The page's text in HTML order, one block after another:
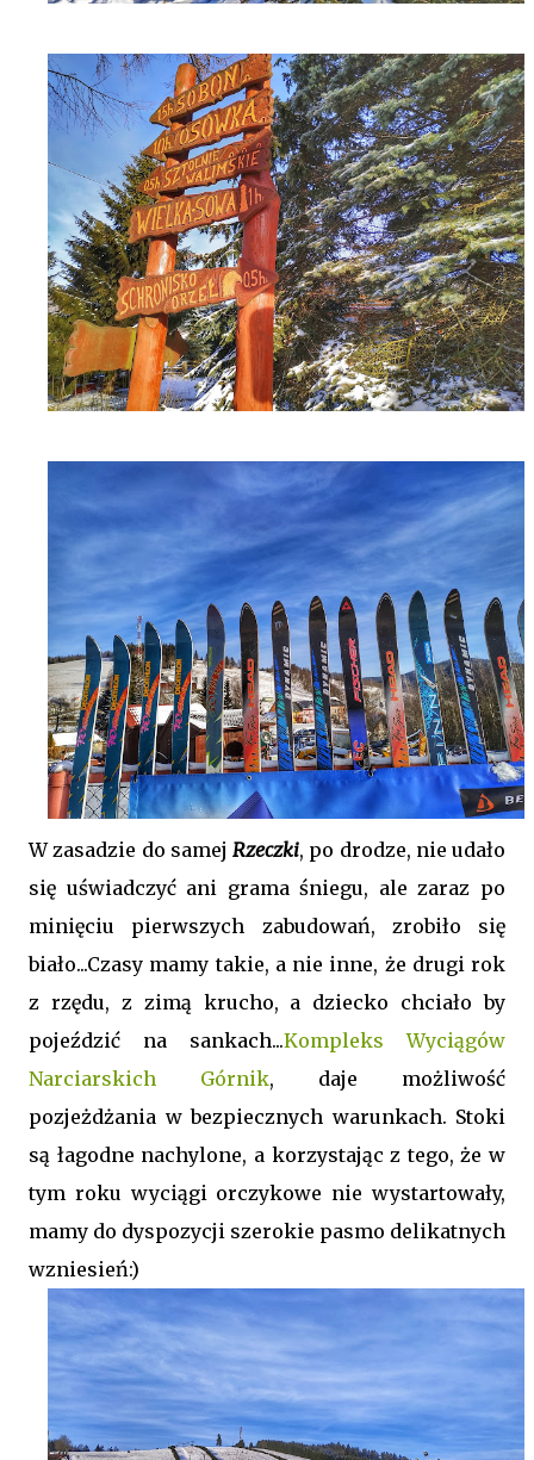
W zasadzie do samej Rzeczki, po drodze, nie udało
się uświadczyć ani grama śniegu, ale zaraz po
minięciu pierwszych zabudowań, zrobiło się
biało...Czasy mamy takie, a nie inne, że drugi rok
z rzędu, z zimą krucho, a dziecko chciało by
pojeździć na sankach...Kompleks Wyciągów
Narciarskich Górnik, daje możliwość
pozjeżdżania w bezpiecznych warunkach. Stoki
są łagodne nachylone, a korzystając z tego, że w
tym roku wyciągi orczykowe nie wystartowały,
mamy do dyspozycji szerokie pasmo delikatnych
wzniesień:)